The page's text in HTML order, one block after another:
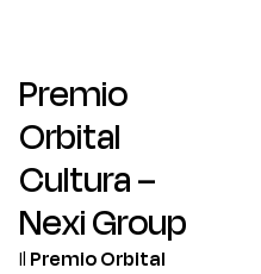
Premio
Orbital
Cultura –
Nexi Group
Il Premio Orbital